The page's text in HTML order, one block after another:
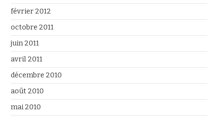
février 2012
octobre 2011
juin 2011
avril 2011
décembre 2010
août 2010
mai 2010